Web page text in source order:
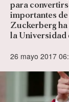
para
importantes
Zuckerberg ha
la Universidad
26 mayo 2017